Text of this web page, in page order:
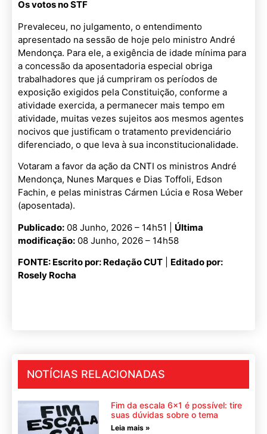
Os votos no STF
Prevaleceu, no julgamento, o entendimento
apresentado na sessão de hoje pelo ministro André
Mendonça. Para ele, a exigência de idade mínima para
a concessão da aposentadoria especial obriga
trabalhadores que já cumpriram os períodos de
exposição exigidos pela Constituição, conforme a
atividade exercida, a permanecer mais tempo em
atividade, muitas vezes sujeitos aos mesmos agentes
nocivos que justificam o tratamento previdenciário
diferenciado, o que leva à sua inconstitucionalidade.
Votaram a favor da ação da CNTI os ministros André
Mendonça, Nunes Marques e Dias Toffoli, Edson
Fachin, e pelas ministras Cármen Lúcia e Rosa Weber
(aposentada).
Publicado: 08 Junho, 2026 – 14h51 | Última
modificação: 08 Junho, 2026 – 14h58
FONTE: Escrito por: Redação CUT
Editado por:
Rosely Rocha
NOTÍCIAS RELACIONADAS
Fim da escala 6×1 é possível: tire
suas dúvidas sobre o tema
Leia mais »